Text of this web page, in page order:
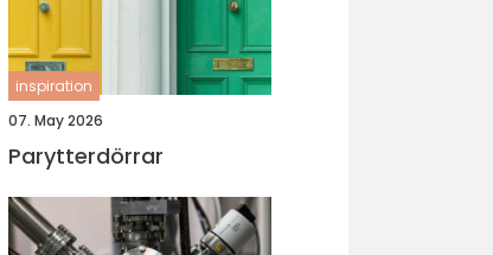
inspiration
07. May 2026
Parytterdörrar